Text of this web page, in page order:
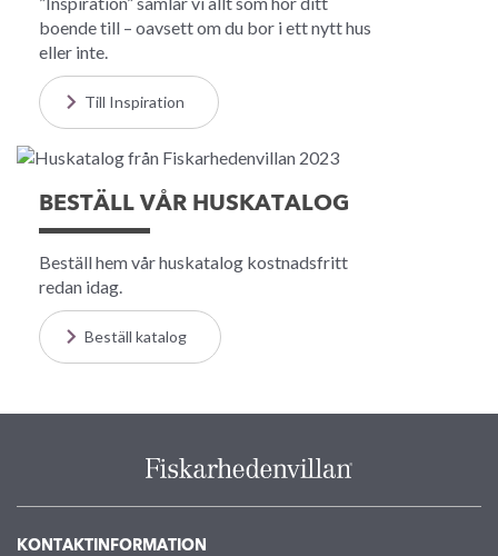
boende till – oavsett om du bor i ett nytt hus
eller inte.
Till Inspiration
BESTÄLL VÅR HUSKATALOG
Beställ hem vår huskatalog kostnadsfritt
redan idag.
Beställ katalog
KONTAKTINFORMATION